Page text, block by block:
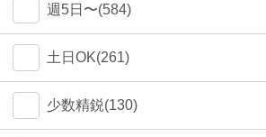
週5日〜(584)
土日OK(261)
少数精鋭(130)